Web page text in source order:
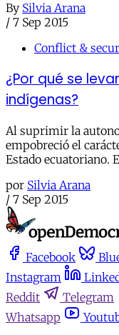
By Silvia Arana
/ 7 Sep 2015
Conflict &
¿Por qué se
indígenas?
Al suprimir la
empobreció el
Estado ecuatoriano.
por Silvia Arana
/ 7 Sep 2015
Facebook
Instagram
Reddit
Telegram
Whatsapp